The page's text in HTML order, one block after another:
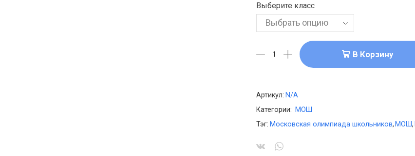
Выберите класс
В Корзину
Артикул: N/A
Категории: МОШ
Тэг: Московская олимпиада школьников, МОШ,